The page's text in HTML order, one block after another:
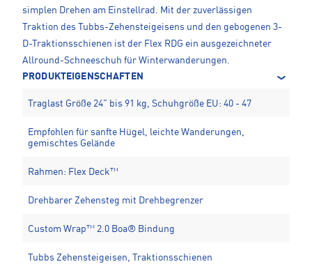
simplen Drehen am Einstellrad. Mit der zuverlässigen
Traktion des Tubbs-Zehensteigeisens und den gebogenen 3-
D-Traktionsschienen ist der Flex RDG ein ausgezeichneter
Allround-Schneeschuh für Winterwanderungen.
PRODUKTEIGENSCHAFTEN
Traglast Größe 24" bis 91 kg, Schuhgröße EU: 40 - 47
Empfohlen für sanfte Hügel, leichte Wanderungen,
gemischtes Gelände
Rahmen: Flex Deck™
Drehbarer Zehensteg mit Drehbegrenzer
Custom Wrap™ 2.0 Boa® Bindung
Tubbs Zehensteigeisen, Traktionsschienen